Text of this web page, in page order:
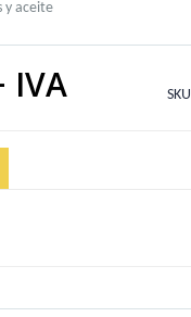
y aceite
SKU